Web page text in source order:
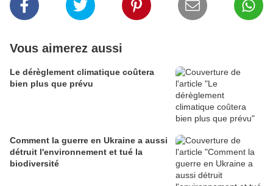
Vous aimerez aussi
Le dérèglement climatique coûtera
bien plus que prévu
Comment la guerre en Ukraine a aussi
détruit l'environnement et tué la
biodiversité